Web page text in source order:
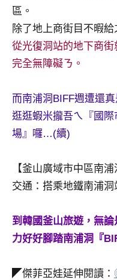
欄、
觀
局
合
達
人
對
象。
區。
除了地上商街目不暇給
從光復洞站的地下商
完全無障礙ㄋ。
而南浦洞BIFF週遭還
逛逛蝦米攏吾ㄟ『國
場』囉…(續)
【釜山廣域市中區南浦
交通：搭乘地鐵南浦
到韓國釜山旅遊，無
力好好腳踏南浦洞『
◤傑菲亞娃延伸閱讀：